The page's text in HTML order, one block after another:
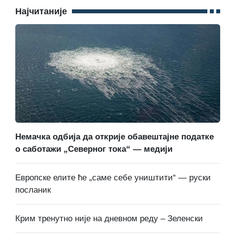
Најчитаније
Немачка одбија да открије обавештајне податке
о саботажи „Северног тока“ — медији
Европске елите ће „саме себе уништити“ — руски
посланик
Крим тренутно није на дневном реду – Зеленски